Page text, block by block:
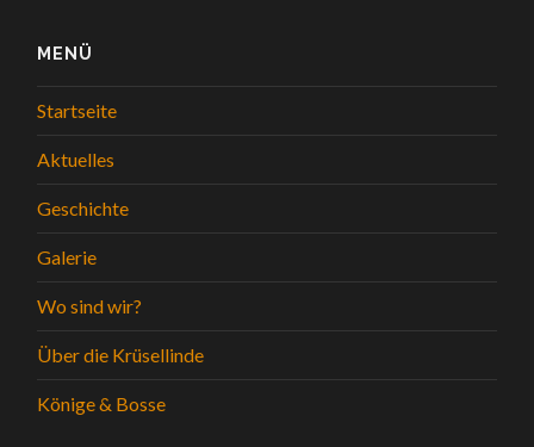
MENÜ
Startseite
Aktuelles
Geschichte
Galerie
Wo sind wir?
Über die Krüsellinde
Könige & Bosse